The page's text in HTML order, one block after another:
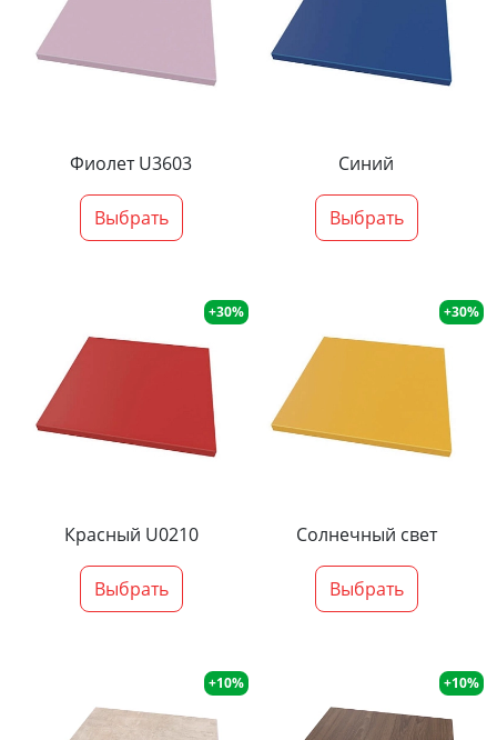
Фиолет U3603
Выбрать
Синий
Выбрать
+30%
Красный U0210
Выбрать
+30%
Солнечный свет
Выбрать
+10% +10%